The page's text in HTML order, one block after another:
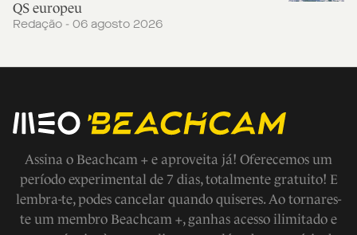
QS europeu
Redação - 06 agosto 2026
Assina o Beachcam + e aproveita já! Oferecemos um
período experimental de 7 dias, totalmente gratuito! E
lembra-te, podes cancelar quando quiseres. Ao tornares-
te um membro Beachcam +, ganhas acesso ilimitado e